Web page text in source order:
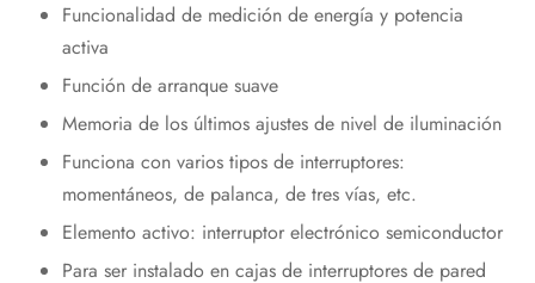
Funcionalidad de medición de energía y potencia
activa
Función de arranque suave
Memoria de los últimos ajustes de nivel de iluminación
Funciona con varios tipos de interruptores:
momentáneos, de palanca, de tres vías, etc.
Elemento activo: interruptor electrónico semiconductor
Para ser instalado en cajas de interruptores de pared